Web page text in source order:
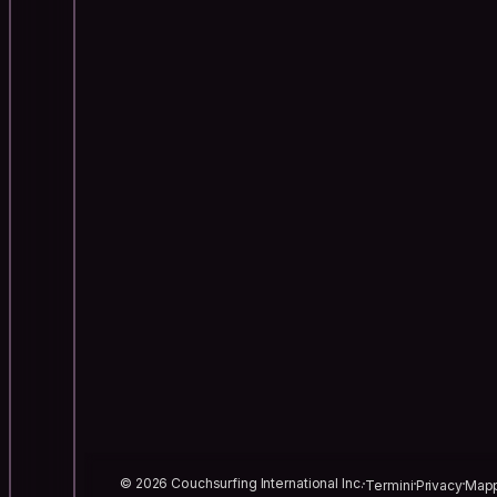
© 2026 Couchsurfing International Inc.TerminiPrivacy